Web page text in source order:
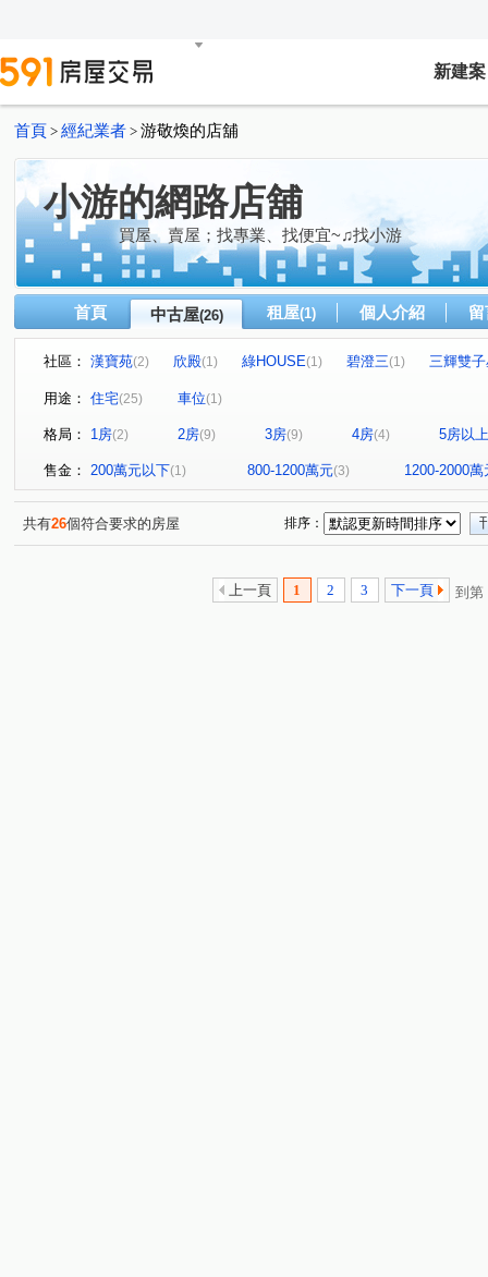
新建案
首頁 > 經紀業者 > 游敬煥的店舖
小游的網路店舖
買屋、賣屋；找專業、找便宜~♫找小游
首頁 中古屋(26) 租屋(1) 個人介紹
社區： 漢寶苑(2) 欣殿(1) 綠HOUSE(1) 碧澄三(1)
三輝雙
君奕華品
水築館
晴好(1) 榕元伊頓 元利和平世紀麗池區(1)
冠輝聽樹
永平街(1) 中山路二段 (1) 華城路(1) 仁愛路 (3)
新生
環河西路二段(1) 景平路(2) 大仁街(1) 圓通路(1)
員
南山路(1) 環河東路四段 工專路(2) 大勇街(1)
中
忠孝街(2)
用途： 住宅(25) 車位(1)
格局： 1房(2) 2房(9) 3房(9) 4房(4) 5房以上
售金： 200萬元以下(1) 800-1200萬元(3) 1200-2000萬
共有26個符合要求的房屋 排序：
上一頁 1 2 3 下一頁 到第